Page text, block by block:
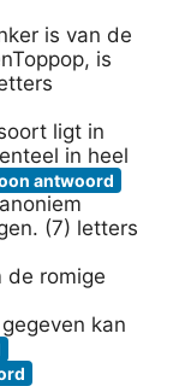
is van de
is
ligt in
in heel
antwoord
(7) letters
de romige
kan